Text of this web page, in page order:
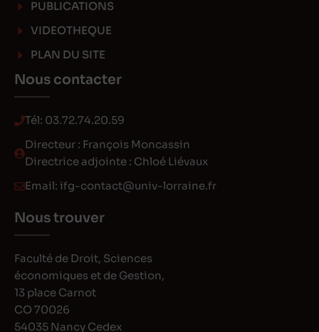
PUBLICATIONS
VIDEOTHEQUE
PLAN DU SITE
Nous contacter
Tél: 03.72.74.20.59
Directeur : François Moncassin
Directrice adjointe : Chloé Liévaux
Email: ifg-contact@univ-lorraine.fr
Nous trouver
Faculté de Droit, Sciences
économiques et de Gestion,
13 place Carnot
CO 70026
54035 Nancy Cedex